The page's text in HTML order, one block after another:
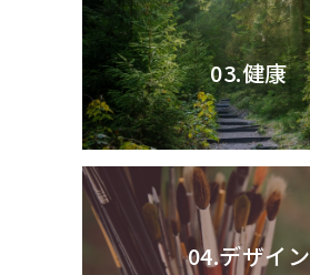
03.健康
04.デザイン